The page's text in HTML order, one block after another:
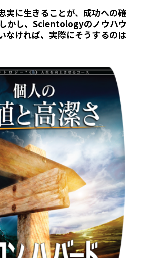
実に生きることが、成功への確
かし、Scientologyのノウハウ
なければ、実際にそうするのは